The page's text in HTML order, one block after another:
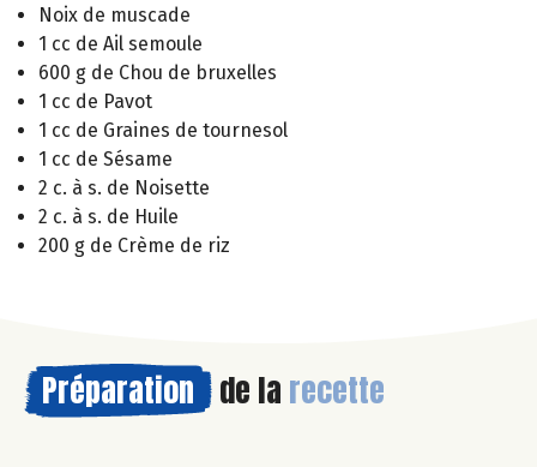
Noix de muscade
1 cc de Ail semoule
600 g de Chou de bruxelles
1 cc de Pavot
1 cc de Graines de tournesol
1 cc de Sésame
2 c. à s. de Noisette
2 c. à s. de Huile
200 g de Crème de riz
Préparation de la recette